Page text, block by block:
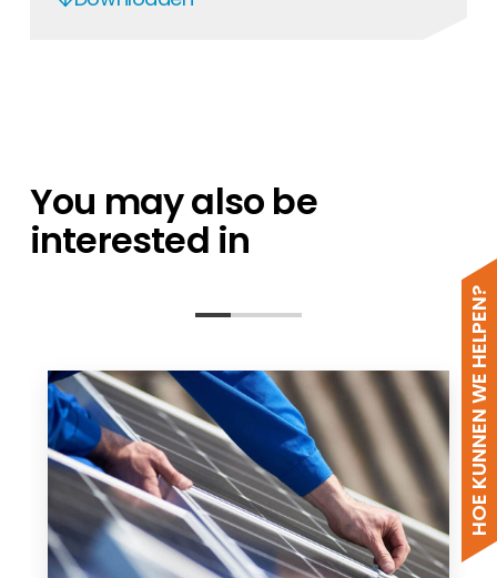
HOE KUNNEN WE HELPEN?
You may also be
interested in